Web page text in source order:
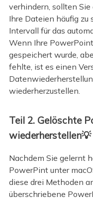
verhindern, sollten Sie
Ihre Dateien häufig zu
Intervall für das
Wenn Ihre
gespeichert wurde,
fehlte, ist es einen
wiederherzustellen.
Teil 2. Gelöschte
Nachdem Sie gelernt
PowerPint unter
diese drei Methoden
überschriebene